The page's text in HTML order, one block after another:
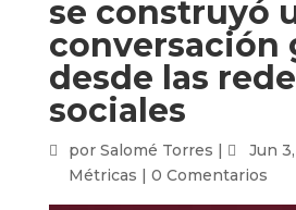
se construyó
conversación
desde las
sociales
por Salomé Torres | Jun
Métricas | 0 Comentarios